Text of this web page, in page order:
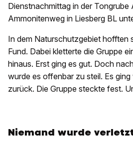
Dienstnachmittag in der Tongrube
Ammonitenweg in Liesberg BL
In dem Naturschutzgebiet hofften
Fund. Dabei kletterte die Gruppe
hinaus. Erst ging es gut. Doch
wurde es offenbar zu steil. Es
zurück. Die Gruppe steckte fest.
Niemand wurde